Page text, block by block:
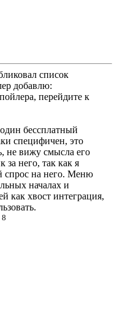
список
добавлю:
перейдите к
бессплатный
специфичен, это
не вижу смысла его
за него, так как я
спрос на него. Меню
началах и
как хвост интеграция,
8